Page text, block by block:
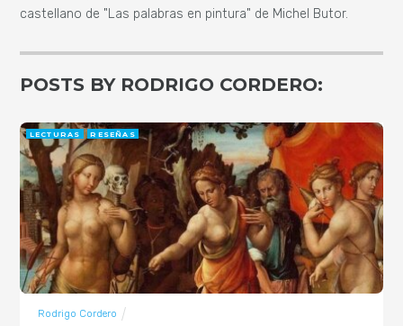
castellano de "Las palabras en pintura" de Michel Butor.
POSTS BY RODRIGO CORDERO:
Rodrigo Cordero
LECTURAS RESEÑAS